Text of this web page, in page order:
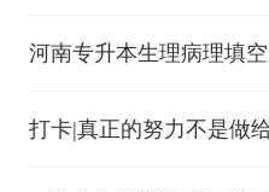
河南专升本生理病理填
打卡|真正的努力不是做